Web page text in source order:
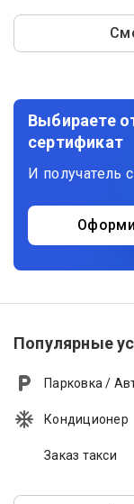
Выбираете
сертификат
И получатель
Популярные
Парковка /
Кондиционер
Заказ такси